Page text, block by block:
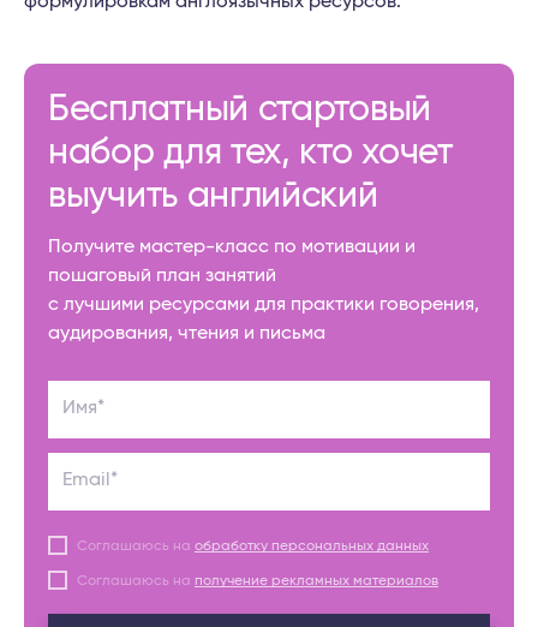
Бесплатный стартовый
набор для тех, кто хочет
выучить английский
Получите мастер-класс по мотивации и
пошаговый план занятий
с лучшими ресурсами для практики говорения,
аудирования, чтения и письма
Имя*
Email*
Соглашаюсь на обработку персональных данных
Соглашаюсь на получение рекламных материалов